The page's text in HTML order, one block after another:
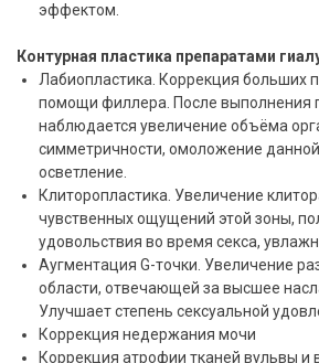
эффектом.
Контурная пластика препаратами
Лабиопластика. Коррекция больших
помощи филлера. После выполнения
наблюдается увеличение объёма
симметричности, омоложение
осветление.
Клиторопластика. Увеличение
чувственных ощущений этой зоны,
удовольствия во время секса,
Аугментация G-точки. Увеличение
области, отвечающей за высшее
Улучшает степень сексуальной
Коррекция недержания мочи
Коррекция атрофии тканей вульвы и